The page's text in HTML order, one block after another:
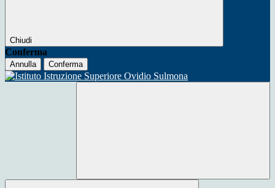
Chiudi
Conferma
Annulla Conferma